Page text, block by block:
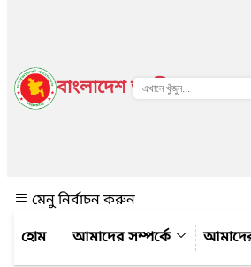
বাংলাদেশ জাতীয় তথ্য
মেনু নির্বাচন করুন
আমাদের সম্পর্কে